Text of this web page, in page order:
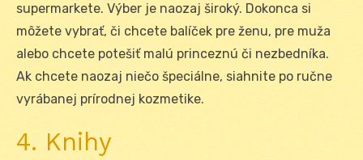
supermarkete. Výber je naozaj široký. Dokonca si
môžete vybrať, či chcete balíček pre ženu, pre muža
alebo chcete potešiť malú princeznú či nezbedníka.
Ak chcete naozaj niečo špeciálne, siahnite po ručne
vyrábanej prírodnej kozmetike.
4. Knihy